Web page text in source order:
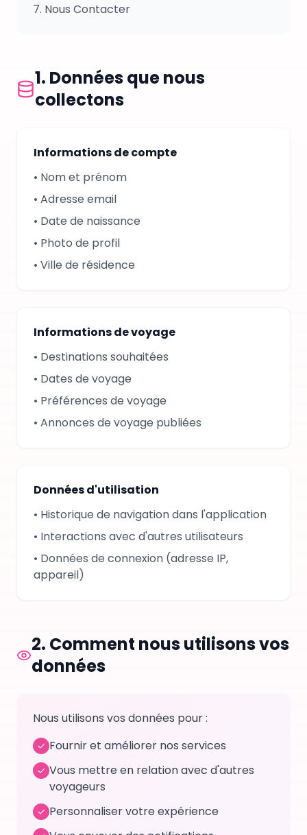
7. Nous Contacter
1. Données que nous
collectons
Informations de compte
• Nom et prénom
• Adresse email
• Date de naissance
• Photo de profil
• Ville de résidence
Informations de voyage
• Destinations souhaitées
• Dates de voyage
• Préférences de voyage
• Annonces de voyage publiées
Données d'utilisation
• Historique de navigation dans l'application
• Interactions avec d'autres utilisateurs
• Données de connexion (adresse IP,
appareil)
2. Comment nous utilisons vos
données
Nous utilisons vos données pour :
✓ Fournir et améliorer nos services
✓ Vous mettre en relation avec d'autres
voyageurs
✓ Personnaliser votre expérience